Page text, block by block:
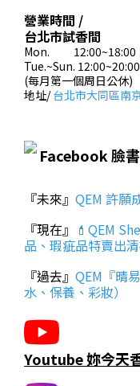
營業時間 /
台北市試香間
Mon. 12:00~18:00
Tue.~Sun. 12:00~20:00
(每月第一個周日公休)
地址/台北市大同區南
Facebook 臉
『未來』 QEM 許願
『現在』 💄QEM
品、瑕疵品特賣出清
『過去』 QEM『晴
水、保養、彩妝）
Youtube 妳今天